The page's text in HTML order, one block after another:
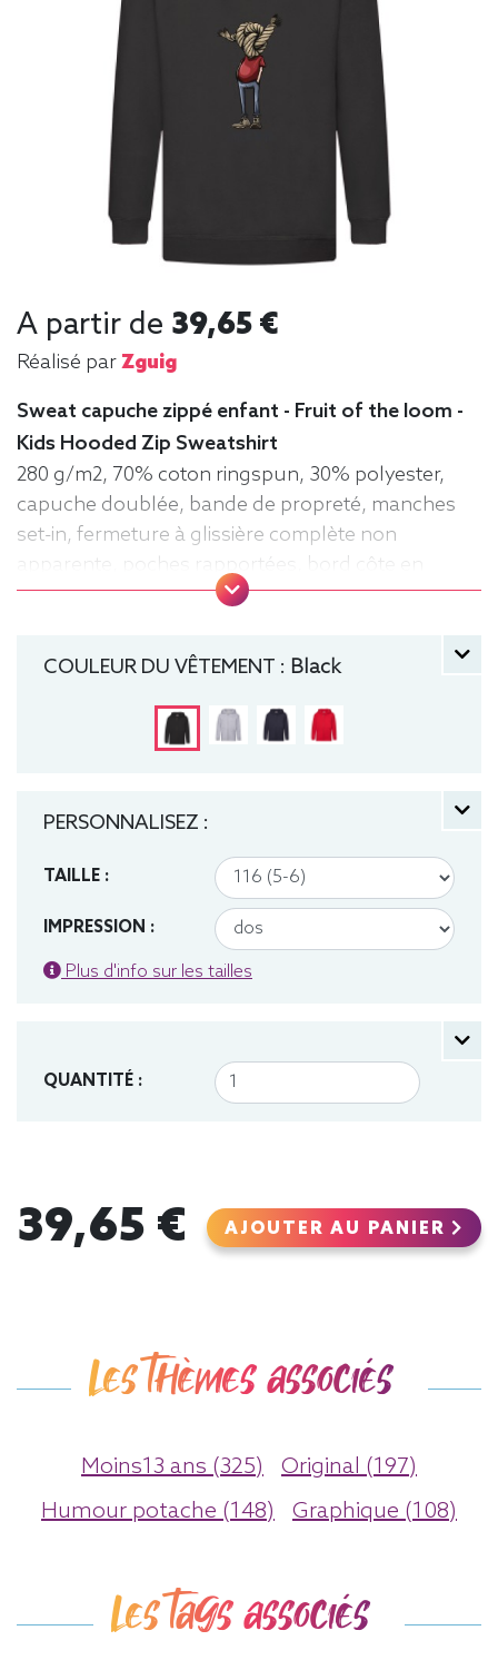
A partir de 39,65 €
Réalisé parZguig
Sweat capuche zippé enfant - Fruit of the loom -
Kids Hooded Zip Sweatshirt
280 g/m2, 70% coton ringspun, 30% polyester,
capuche doublée, bande de propreté, manches
set-in, fermeture à glissière complète non
apparente, poches rapportées, bord côte en
coton/élasthanne à la taille et aux poignets pour
manche longue, Hiver, Fruit of the loom, Enfant,
COULEUR DU VÊTEMENT : Black
PERSONNALISEZ :
TAILLE :
IMPRESSION :
Plus d'info sur les tailles
QUANTITÉ :
39,65 € AJOUTER AU PANIER
Les thèmes associés
Moins13 ans (325)
Original (197)
Humour potache (148)
Graphique (108)
Les tags associés